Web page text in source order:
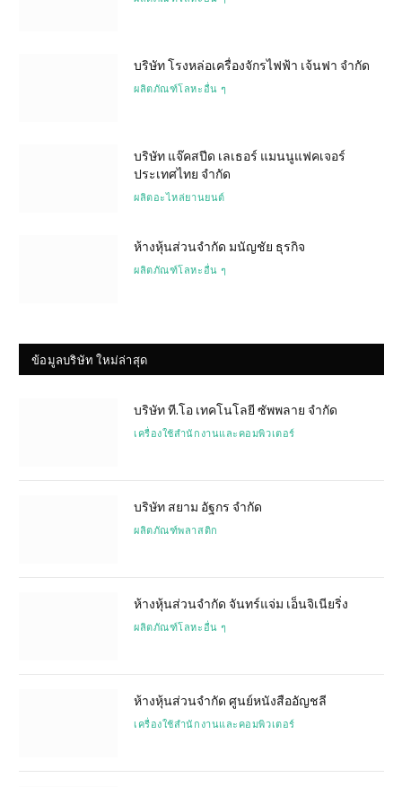
บริษัท โรงหล่อเครื่องจักรไฟฟ้า เจ้นฟา จำกัด
ผลิตภัณฑ์โลหะอื่น ๆ
บริษัท แจ๊คสปีด เลเธอร์ แมนนูแฟคเจอร์
ประเทศไทย จำกัด
ผลิตอะไหล่ยานยนต์
ห้างหุ้นส่วนจำกัด มนัญชัย ธุรกิจ
ผลิตภัณฑ์โลหะอื่น ๆ
ข้อมูลบริษัท ใหม่ล่าสุด
บริษัท ที.โอ เทคโนโลยี ซัพพลาย จำกัด
เครื่องใช้สำนักงานและคอมพิวเตอร์
บริษัท สยาม อัฐกร จำกัด
ผลิตภัณฑ์พลาสติก
ห้างหุ้นส่วนจำกัด จันทร์แจ่ม เอ็นจิเนียริ่ง
ผลิตภัณฑ์โลหะอื่น ๆ
ห้างหุ้นส่วนจำกัด ศูนย์หนังสืออัญชลี
เครื่องใช้สำนักงานและคอมพิวเตอร์